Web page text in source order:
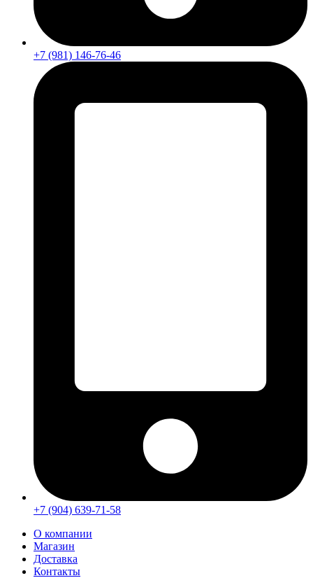
+7 (981) 146-76-46
+7 (904) 639-71-58
О компании
Магазин
Доставка
Контакты